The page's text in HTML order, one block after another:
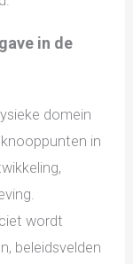
in de
domein
in
wordt
beleidsvelden